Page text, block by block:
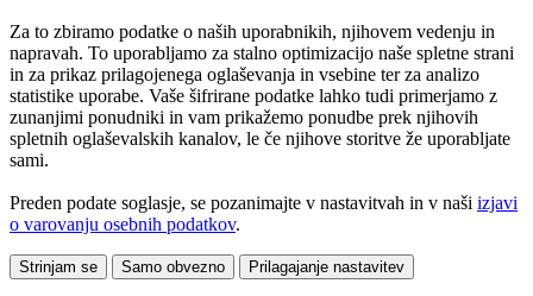
Za to zbiramo podatke o naših uporabnikih, njihovem vedenju in
napravah. To uporabljamo za stalno optimizacijo naše spletne strani
in za prikaz prilagojenega oglaševanja in vsebine ter za analizo
statistike uporabe. Vaše šifrirane podatke lahko tudi primerjamo z
zunanjimi ponudniki in vam prikažemo ponudbe prek njihovih
spletnih oglaševalskih kanalov, le če njihove storitve že uporabljate
sami.
Preden podate soglasje, se pozanimajte v nastavitvah in v naši izjavi
o varovanju osebnih podatkov.
Strinjam se Samo obvezno Prilagajanje nastavitev